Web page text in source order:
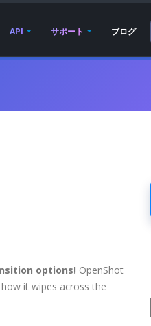
API サポート ブログ
options! OpenShot
it wipes across the